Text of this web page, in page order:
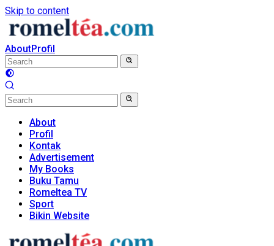
Skip to content
AboutProfil
About
Profil
Kontak
Advertisement
My Books
Buku Tamu
Romeltea TV
Sport
Bikin Website